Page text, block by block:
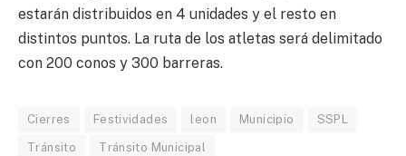
estarán distribuidos en 4 unidades y el resto en
distintos puntos. La ruta de los atletas será delimitado
con 200 conos y 300 barreras.
Cierres Festividades leon Municipio SSPL
Tránsito Tránsito Municipal